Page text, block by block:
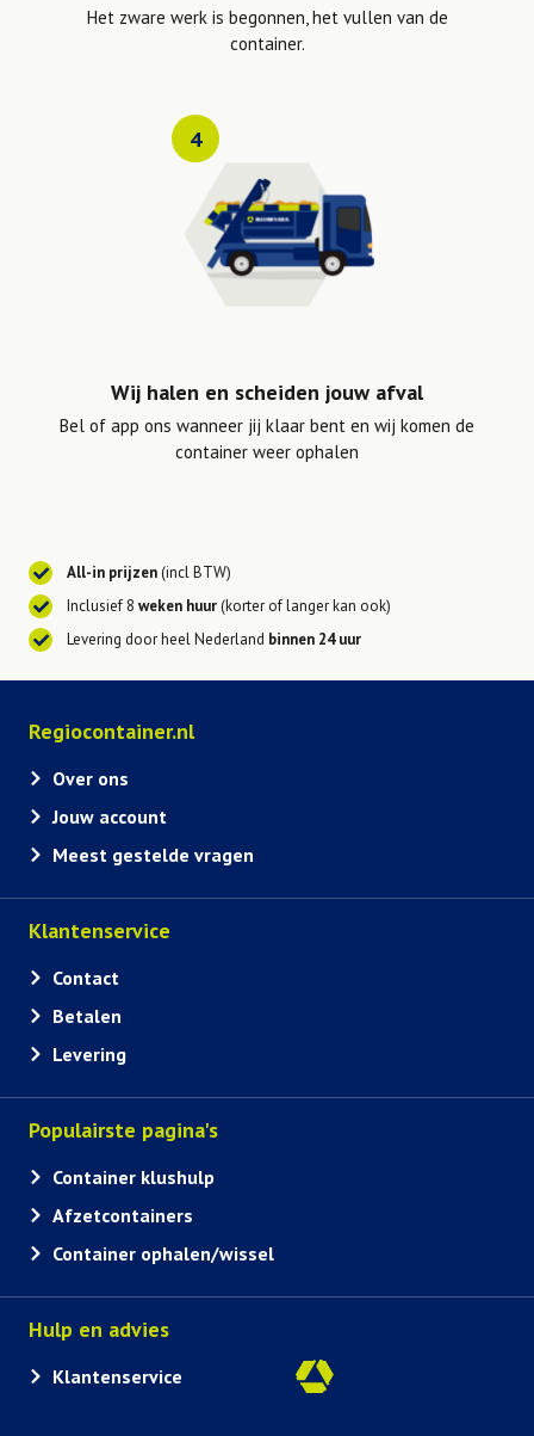
Het zware werk is begonnen, het vullen van de
container.
4
Wij halen en scheiden jouw afval
Bel of app ons wanneer jij klaar bent en wij komen de
container weer ophalen
All-in prijzen(incl BTW)
Inclusief 8 weken huur(korter of langer kan ook)
Levering door heel Nederland binnen 24 uur
Regiocontainer.nl
Over ons
Jouw account
Meest gestelde vragen
Klantenservice
Contact
Betalen
Levering
Populairste pagina's
Container klushulp
Afzetcontainers
Container ophalen/wissel
Hulp en advies
Klantenservice